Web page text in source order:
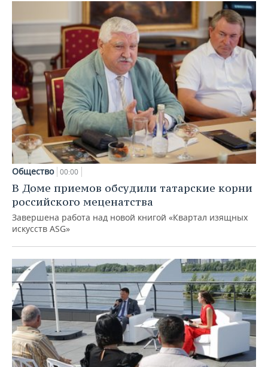
Общество 00:00
В Доме приемов обсудили татарские корни
российского меценатства
Завершена работа над новой книгой «Квартал изящных
искусств ASG»